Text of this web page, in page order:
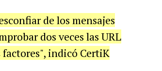
de los mensajes
dos veces las URL
indicó CertiK